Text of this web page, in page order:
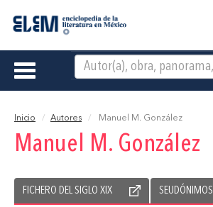
Toggle
Inicio Autores Manuel M. González
Manuel M. González
FICHERO DEL SIGLO XIX SEUDÓNIMOS